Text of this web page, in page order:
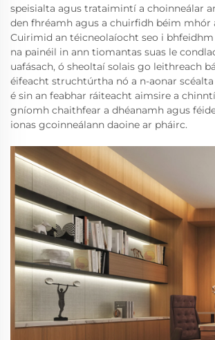
speisialta agus trataimintí a choinneálar
den fhréamh agus a chuirfidh béim mhór
Cuirimid an téicneolaíocht seo i
na painéil in ann tiomantas suas le
uafásach, ó sheoltaí solais go leithreach
éifeacht struchtúrtha nó a n-aonar
é sin an feabhar ráiteacht aimsire a
gníomh chaithfear a dhéanamh agus
ionas gcoinneálann daoine ar pháirc.